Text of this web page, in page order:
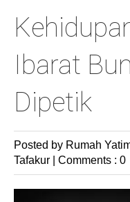
Ibarat
Dipetik
Posted by Rumah
Tafakur
Comments : 0